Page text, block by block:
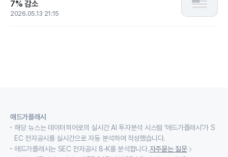
7% 감소
2026.05.13 21:15
애드가플래시
해당 뉴스는 데이터히어로의 실시간 AI 투자분석 시스템 ‘애드가플래시’가 S
EC 전자공시를 실시간으로 자동 분석하여 작성했습니다.
애드가플래시는 SEC 전자공시 8-K를 분석합니다.자주묻는 질문